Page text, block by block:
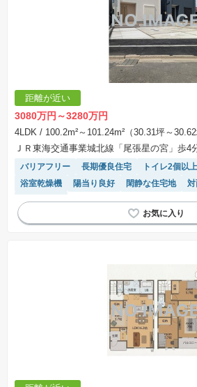
距離が近い
3080万円～3280万円
4LDK / 100.2m²～101.24m²（30.31坪～30.62
ＪＲ東海交通事業城北線「尾張星の宮」歩4
バリアフリー 長期優良住宅 トイレ2個以上
浴室乾燥機
陽当り良好 閑静な住宅地
窓付き浴室